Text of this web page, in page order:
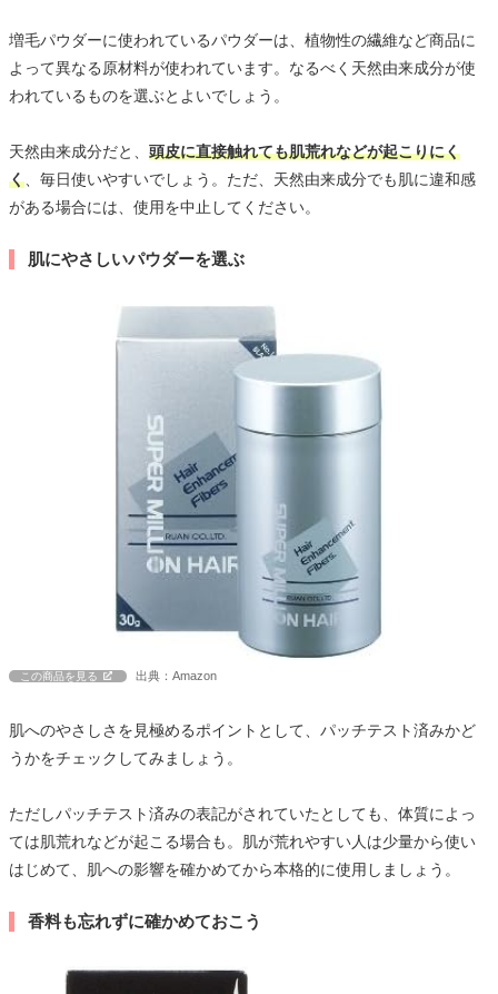
増毛パウダーに使われているパウダーは、植物性の繊維など商品に
よって異なる原材料が使われています。なるべく天然由来成分が使
われているものを選ぶとよいでしょう。
天然由来成分だと、 頭皮に直接触れても肌荒れなどが起こりにく
く 、毎日使いやすいでしょう。ただ、天然由来成分でも肌に違和感
がある場合には、使用を中止してください。
肌にやさしいパウダーを選ぶ
この商品を見る 出典：Amazon
肌へのやさしさを見極めるポイントとして、パッチテスト済みかど
うかをチェックしてみましょう。
ただしパッチテスト済みの表記がされていたとしても、体質によっ
ては肌荒れなどが起こる場合も。肌が荒れやすい人は少量から使い
はじめて、肌への影響を確かめてから本格的に使用しましょう。
香料も忘れずに確かめておこう